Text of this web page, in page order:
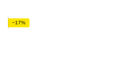
−17%